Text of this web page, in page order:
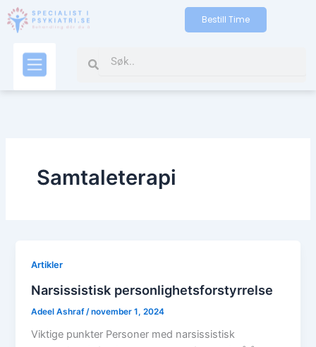
Bestill Time
Search
Samtaleterapi
Artikler
Narsissistisk personlighetsforstyrrelse
Adeel Ashraf /november 1, 2024
Viktige punkter Personer med narsissistisk